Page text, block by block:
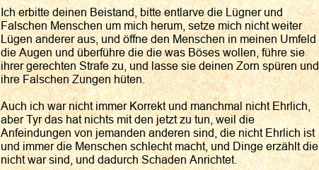
Ich erbitte deinen Beistand, bitte entlarve die Lügner und
Falschen Menschen um mich herum, setze mich nicht weiter
Lügen anderer aus, und öffne den Menschen in meinen Umfeld
die Augen und überführe die die was Böses wollen, führe sie
ihrer gerechten Strafe zu, und lasse sie deinen Zorn spüren und
ihre Falschen Zungen hüten.
Auch ich war nicht immer Korrekt und manchmal nicht Ehrlich,
aber Tyr das hat nichts mit den jetzt zu tun, weil die
Anfeindungen von jemanden anderen sind, die nicht Ehrlich ist
und immer die Menschen schlecht macht, und Dinge erzählt die
nicht war sind, und dadurch Schaden Anrichtet.